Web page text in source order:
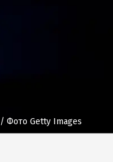
/ Фото Getty Images